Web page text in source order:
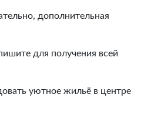
дополнительная
для получения всей
уютное жильё в центре